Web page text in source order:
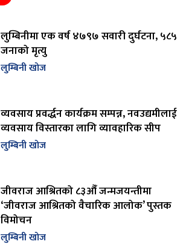
लुम्बिनीमा एक वर्ष ४७९७ सवारी दुर्घटना, ५८५
जनाको मृत्यु
लुम्बिनी खोज
व्यवसाय प्रवर्द्धन कार्यक्रम सम्पन्न, नवउद्यमीलाई
व्यवसाय विस्तारका लागि व्यावहारिक सीप
लुम्बिनी खोज
जीवराज आश्रितको ८३औँ जन्मजयन्तीमा
‘जीवराज आश्रितको वैचारिक आलोक’ पुस्तक
विमोचन
लुम्बिनी खोज